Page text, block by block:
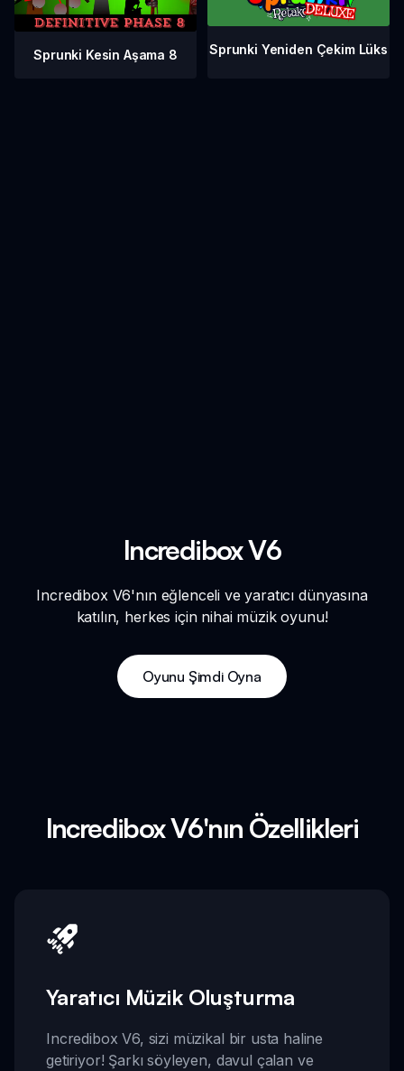
Sprunki Kesin Aşama 8 Sprunki Yeniden Çekim Lüks
Incredibox V6
Incredibox V6'nın eğlenceli ve yaratıcı dünyasına
katılın, herkes için nihai müzik oyunu!
Oyunu Şimdi Oyna
Incredibox V6'nın Özellikleri
Yaratıcı Müzik Oluşturma
Incredibox V6, sizi müzikal bir usta haline
getiriyor! Şarkı söyleyen, davul çalan ve